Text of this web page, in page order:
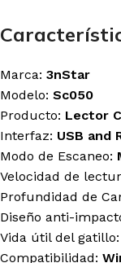
Logitech-G
Redragon
MAINBOARD'S
Asus
Gigabyte
MSI
Marca: 3nStar
Modelo: Sc050
Producto: Lector
Interfaz: USB and
Modo de Escaneo:
Velocidad de
Profundidad de
Diseño anti-
Vida útil del gatillo:
Compatibilidad: